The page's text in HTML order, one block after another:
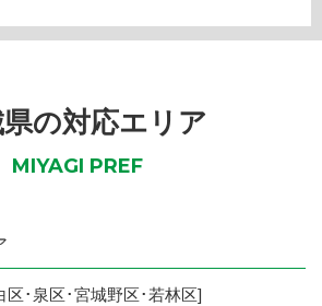
の対応エリア
MIYAGI PREF
区･ 泉区･宮城野区･ 若林区]